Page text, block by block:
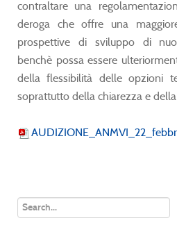
contraltare una
deroga che offre una
prospettive di sviluppo di
benchè possa essere
della flessibilità delle opzioni
soprattutto della chiarezza e